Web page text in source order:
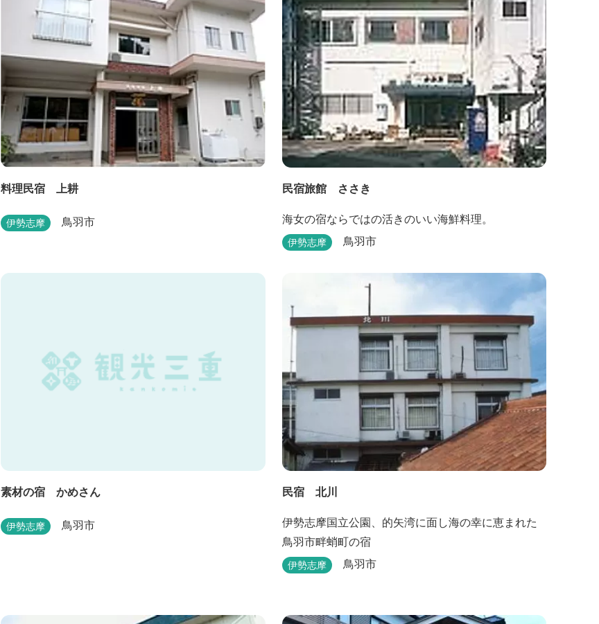
料理民宿 上耕
伊勢志摩 鳥羽市
民宿旅館 ささき
海女の宿ならではの活きのいい海鮮料理。
伊勢志摩 鳥羽市
素材の宿 かめさん
伊勢志摩 鳥羽市
民宿 北川
伊勢志摩国立公園、的矢湾に面し海の幸に恵まれた
鳥羽市畔蛸町の宿
伊勢志摩 鳥羽市